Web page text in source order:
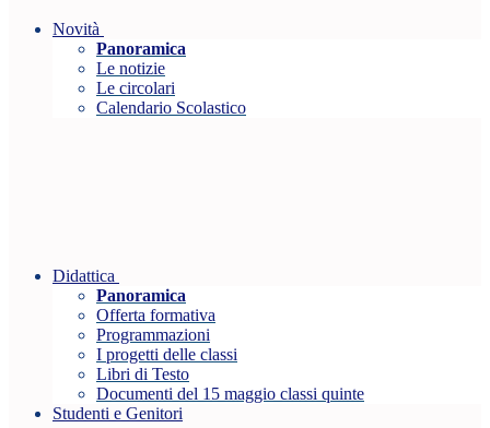
Novità
Panoramica
Le notizie
Le circolari
Calendario Scolastico
Didattica
Panoramica
Offerta formativa
Programmazioni
I progetti delle classi
Libri di Testo
Documenti del 15 maggio classi quinte
Studenti e Genitori